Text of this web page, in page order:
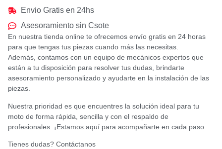
Envio Gratis en 24hs
Asesoramiento sin Csote
En nuestra tienda online te ofrecemos envío gratis en 24 horas
para que tengas tus piezas cuando más las necesitas.
Además, contamos con un equipo de mecánicos expertos que
están a tu disposición para resolver tus dudas, brindarte
asesoramiento personalizado y ayudarte en la instalación de las
piezas.
Nuestra prioridad es que encuentres la solución ideal para tu
moto de forma rápida, sencilla y con el respaldo de
profesionales. ¡Estamos aquí para acompañarte en cada paso
Tienes dudas? Contáctanos